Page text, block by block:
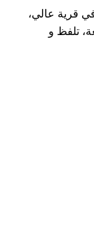
قرية عالي،
تلفظ و